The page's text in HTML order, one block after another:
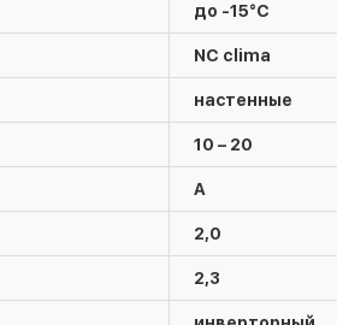
до -15°C
NC clima
настенные
10 – 20
A
2,0
2,3